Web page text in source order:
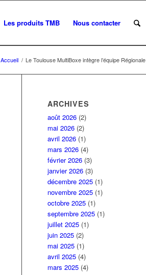
Les produits TMB Nous contacter
Accueil / Le Toulouse MultiBoxe intègre l’équipe Régionale
ARCHIVES
août 2026 (2)
mai 2026 (2)
avril 2026 (1)
mars 2026 (4)
février 2026 (3)
janvier 2026 (3)
décembre 2025 (1)
novembre 2025 (1)
octobre 2025 (1)
septembre 2025 (1)
juillet 2025 (1)
juin 2025 (2)
mai 2025 (1)
avril 2025 (4)
mars 2025 (4)